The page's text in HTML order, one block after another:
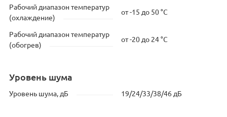
Рабочий диапазон температур
(охлаждение)
от -15 до 50 °C
Рабочий диапазон температур
(обогрев)
от -20 до 24 °C
Уровень шума
Уровень шума, дБ 19/24/33/38/46 дБ